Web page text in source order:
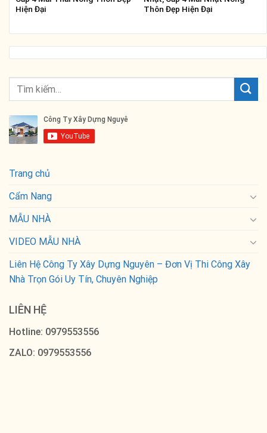
Hiện Đại
Thôn Đẹp Hiện Đại
Trang chủ
Cẩm Nang
MẪU NHÀ
VIDEO MẪU NHÀ
Liên Hệ Công Ty Xây Dựng Nguyên – Đơn Vị Thi Công Xây
Nhà Trọn Gói Uy Tín, Chuyên Nghiệp
LIÊN HỆ
Hotline: 0979553556
ZALO: 0979553556